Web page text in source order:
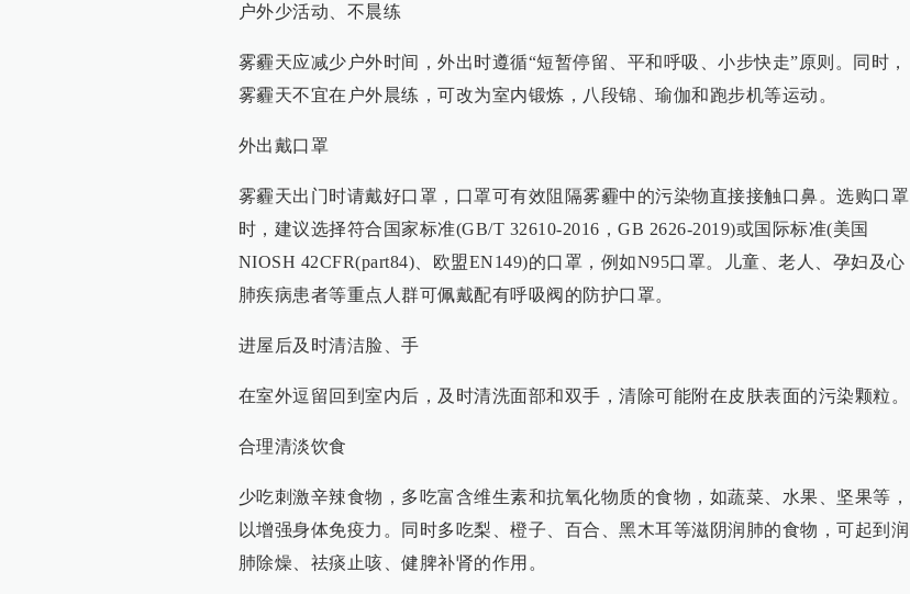
户外少活动、不晨练
雾霾天应减少户外时间，外出时遵循“短暂停留、平和呼吸、小步快走”原则。同时，
雾霾天不宜在户外晨练，可改为室内锻炼，八段锦、瑜伽和跑步机等运动。
外出戴口罩
雾霾天出门时请戴好口罩，口罩可有效阻隔雾霾中的污染物直接接触口鼻。选购口罩
时，建议选择符合国家标准(GB/T 32610-2016，GB 2626-2019)或国际标准(美国
NIOSH 42CFR(part84)、欧盟EN149)的口罩，例如N95口罩。儿童、老人、孕妇及心
肺疾病患者等重点人群可佩戴配有呼吸阀的防护口罩。
进屋后及时清洁脸、手
在室外逗留回到室内后，及时清洗面部和双手，清除可能附在皮肤表面的污染颗粒。
合理清淡饮食
少吃刺激辛辣食物，多吃富含维生素和抗氧化物质的食物，如蔬菜、水果、坚果等，
以增强身体免疫力。同时多吃梨、橙子、百合、黑木耳等滋阴润肺的食物，可起到润
肺除燥、祛痰止咳、健脾补肾的作用。